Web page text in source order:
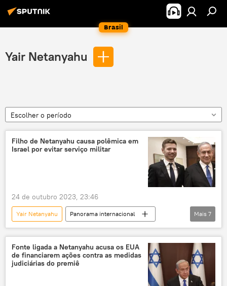
Brasil
Yair Netanyahu
Escolher o período
Filho de Netanyahu causa polêmica em
Israel por evitar serviço militar
24 de outubro 2023, 23:46
Yair Netanyahu
Panorama internacional
Oriente Médio e África
Oriente Médio
Israel
Forças de Defesa de Israel (FDI)
Hamas
Hezbollah
Mais 7
Fonte ligada a Netanyahu acusa os EUA
de financiarem ações contra as medidas
judiciárias do premiê